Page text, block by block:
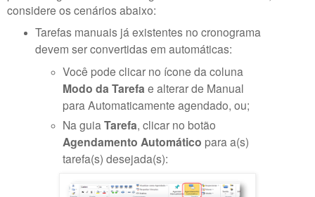
considere os cenários abaixo:
Tarefas manuais já existentes no cronograma
devem ser convertidas em automáticas:
Você pode clicar no ícone da coluna
Modo da Tarefa e alterar de Manual
para Automaticamente agendado, ou;
Na guiaTarefa, clicar no botão
Agendamento Automático para a(s)
tarefa(s) desejada(s):